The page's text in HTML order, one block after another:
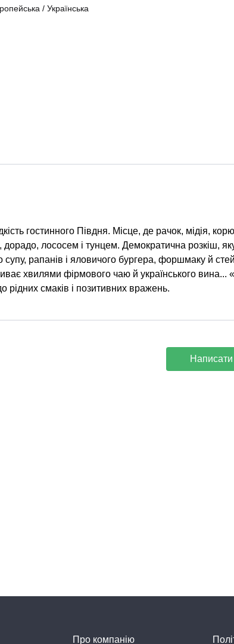
/ Українська
гостинного Півдня. Місце, де рачок, мідія,
лососем і тунцем. Демократична розкіш,
рапанів і яловичого бургера, форшмаку й
хвилями фірмового чаю й українського вина...
смаків і позитивних вражень.
Написати
Про компанію